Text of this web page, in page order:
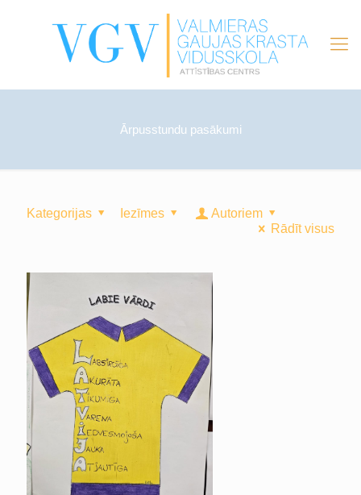
Ārpusstundu pasākumi
Kategorijas Iezīmes
Autoriem
Rādīt visus